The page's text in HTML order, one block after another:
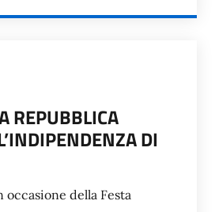
REPUBBLICA
DI
della Festa